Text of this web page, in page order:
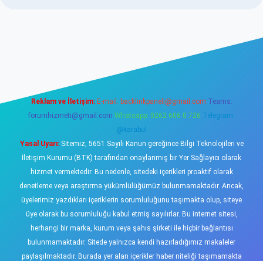
Reklam ve İletişim: E-mail: backlinkpaneli@gmail.com Teams:
forumhizmeti@gmail.com Whatsapp: 0262 606 0 726 Telegram:
@karabul
Yasal Uyarı:Sitemiz, 5651 Sayılı Kanun gereğince Bilgi Teknolojileri ve
İletişim Kurumu (BTK) tarafından onaylanmış bir Yer Sağlayıcı olarak
hizmet vermektedir. Bu nedenle, sitedeki içerikleri proaktif olarak
denetleme veya araştırma yükümlülüğümüz bulunmamaktadır. Ancak,
üyelerimiz yazdıkları içeriklerin sorumluluğunu taşımakta olup, siteye
üye olarak bu sorumluluğu kabul etmiş sayılırlar. Bu internet sitesi,
herhangi bir marka, kurum veya şahıs şirketi ile hiçbir bağlantısı
bulunmamaktadır. Sitede yalnızca kendi hazırladığımız makaleler
paylaşılmaktadır. Burada yer alan içerikler haber niteliği taşımamakta